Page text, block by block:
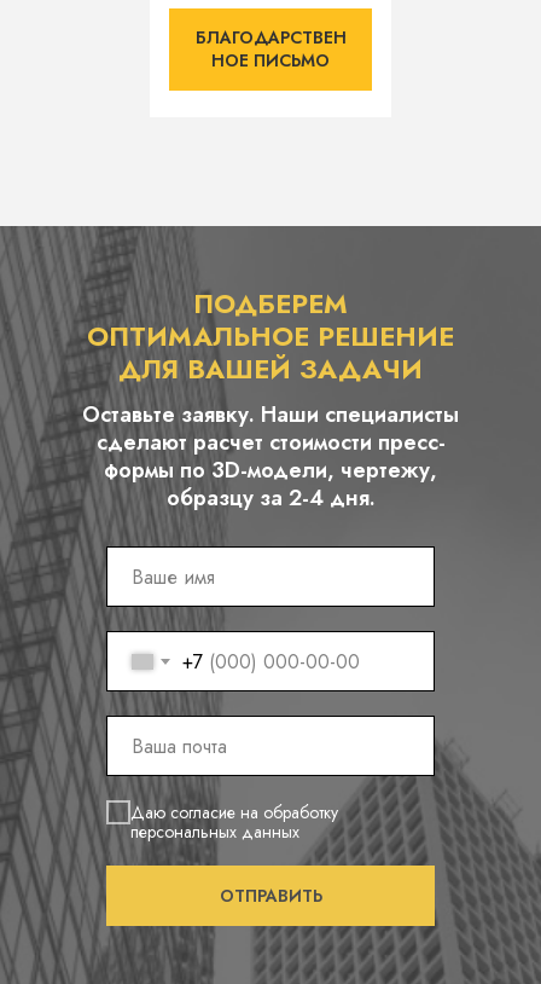
БЛАГОДАРСТВЕН
НОЕ ПИСЬМО
ПОДБЕРЕМ
ОПТИМАЛЬНОЕ РЕШЕНИЕ
ДЛЯ ВАШЕЙ ЗАДАЧИ
Оставьте заявку. Наши специалисты
сделают расчет стоимости пресс-
формы по 3D-модели, чертежу,
образцу за 2-4 дня.
+7
Даю согласие на обработку
персональных данных
ОТПРАВИТЬ